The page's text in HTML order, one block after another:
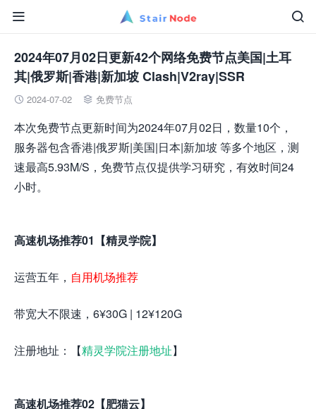


2024年07月02日更新42个网络免费节点美国|土耳
其|俄罗斯|香港|新加坡 Clash|V2ray|SSR
 2024-07-02  免费节点
本次免费节点更新时间为2024年07月02日，数量10个，
服务器包含香港|俄罗斯|美国|日本|新加坡 等多个地区，测
速最高5.93M/S，免费节点仅提供学习研究，有效时间24
小时。
高速机场推荐01【精灵学院】
运营五年， 自用机场推荐
带宽大不限速，6¥30G | 12¥120G
注册地址：【精灵学院注册地址】
高速机场推荐02【肥猫云】